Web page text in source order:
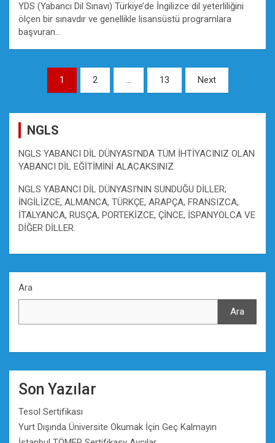
YDS (Yabancı Dil Sınavı) Türkiye’de İngilizce dil yeterliliğini
ölçen bir sınavdır ve genellikle lisansüstü programlara
başvuran…
gezinmesi
1 2 … 13 Next
NGLS
NGLS YABANCI DİL DÜNYASI'NDA TÜM İHTİYACINIZ OLAN
YABANCI DİL EĞİTİMİNİ ALACAKSINIZ.
NGLS YABANCI DİL DÜNYASI'NIN SUNDUĞU DİLLER;
İNGİLİZCE, ALMANCA, TÜRKÇE, ARAPÇA, FRANSIZCA,
İTALYANCA, RUSÇA, PORTEKİZCE, ÇİNCE, İSPANYOLCA VE
DİĞER DİLLER.
Ara
Ara
Son Yazılar
Tesol Sertifikası
Yurt Dışında Üniversite Okumak İçin Geç Kalmayın